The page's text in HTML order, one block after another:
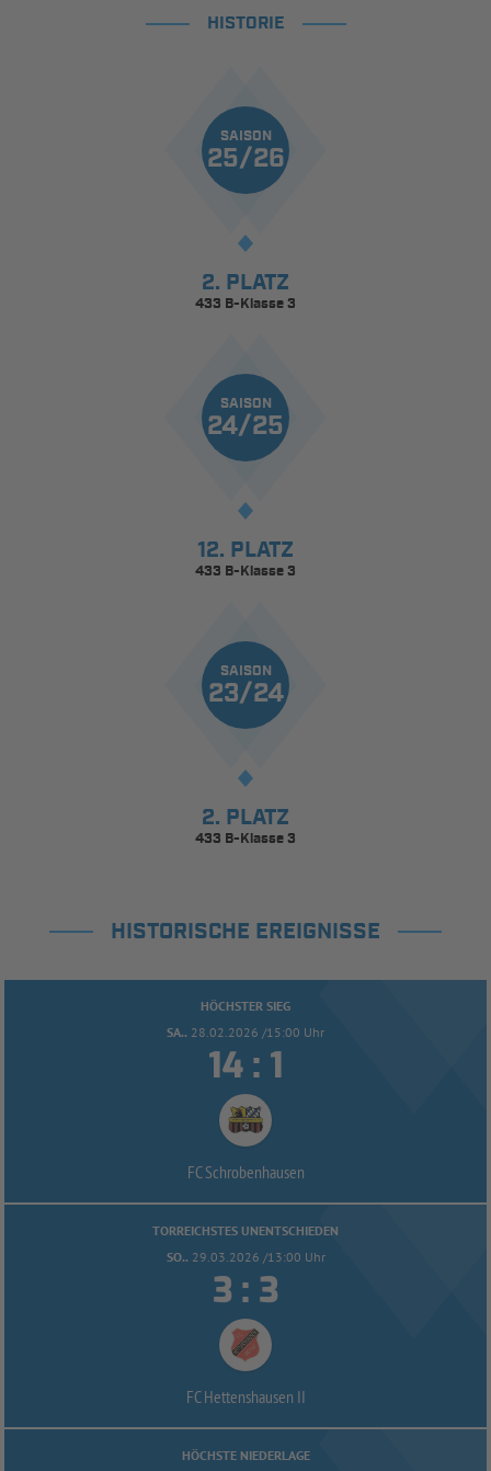
HISTORIE
SAISON
25/26
2. PLATZ
433 B-Klasse 3
SAISON
24/25
12. PLATZ
433 B-Klasse 3
SAISON
23/24
2. PLATZ
433 B-Klasse 3
HISTORISCHE EREIGNISSE
HÖCHSTER SIEG
SA.. 28.02.2026 /15:00 Uhr
 : 
FC Schrobenhausen
TORREICHSTES UNENTSCHIEDEN
SO.. 29.03.2026 /13:00 Uhr
 : 
FC Hettenshausen II
HÖCHSTE NIEDERLAGE